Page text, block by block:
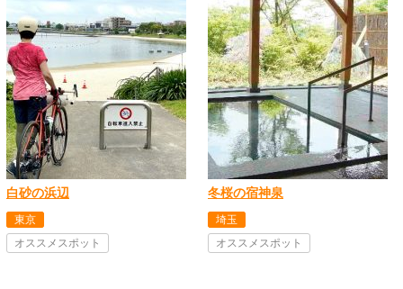
白砂の浜辺
東京
オススメスポット
冬桜の宿神泉
埼玉
オススメスポット